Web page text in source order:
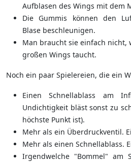
Aufblasen des Wings mit dem
Die Gummis können den
Blase beschleunigen.
Man braucht sie einfach nicht,
großen Wings taucht.
Noch ein paar Spielereien, die ein
Einen Schnellablass am
Undichtigkeit bläst sonst zu
höchste Punkt ist).
Mehr als ein Überdruckventil.
Mehr als einen Schnellablass.
Irgendwelche "Bommel" am